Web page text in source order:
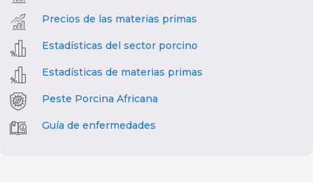
Precios de las materias primas
Estadísticas del sector porcino
Estadísticas de materias primas
Peste Porcina Africana
Guía de enfermedades